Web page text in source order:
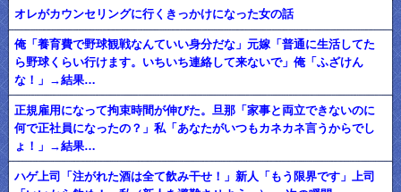
オレがカウンセリングに行くきっかけになった女の話
俺「養育費で野球観戦なんていい身分だな」元嫁「普通に生活してた
ら野球くらい行けます。いちいち連絡して来ないで」俺「ふざけん
な！」→結果…
正規雇用になって拘束時間が伸びた。旦那「家事と両立できないのに
何で正社員になったの？」私「あなたがいつもカネカネ言うからでし
ょ！」→結果…
ハゲ上司「注がれた酒は全て飲み干せ！」新人「もう限界です」上司